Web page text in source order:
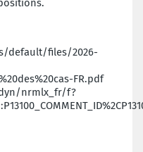
default/files/2026-
FR.pdf
nrmlx_fr/f?